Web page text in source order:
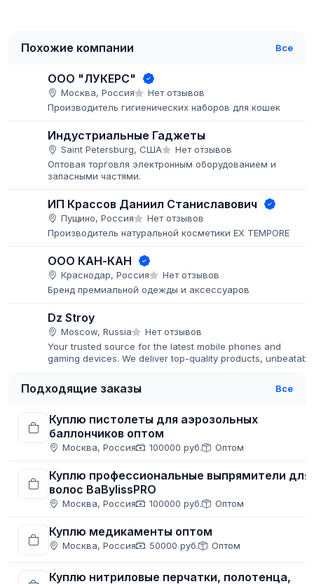
Похожие компании Все
ООО "ЛУКЕРС"
Москва, Россия
Нет отзывов
Производитель гигиенических наборов для кошек
Индустриальные Гаджеты
Saint Petersburg, США
Нет отзывов
Оптовая торговля электронным оборудованием и
запасными частями.
ИП Крассов Даниил Станиславович
Пущино, Россия
Нет отзывов
Производитель натуральной косметики EX TEMPORE
ООО КАН-КАН
Краснодар, Россия
Нет отзывов
Бренд премиальной одежды и аксессуаров
Dz Stroy
Moscow, Russia
Нет отзывов
Your trusted source for the latest mobile phones and
gaming devices. We deliver top-quality products,
Подходящие заказы Все
Куплю пистолеты для аэрозольных
баллончиков оптом
Москва, Россия 100000 руб. Оптом
Куплю профессиональные выпрямители для
волос BaBylissPRO
Москва, Россия 100000 руб. Оптом
Куплю медикаменты оптом
Москва, Россия 50000 руб. Оптом
Куплю нитриловые перчатки, полотенца,